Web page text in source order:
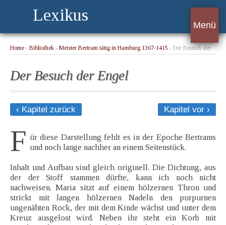
Lexikus
Menü
Home › Bibliothek › Meister Bertram tätig in Hamburg 1367-1415 › Der Besuch der
Der Besuch der Engel
‹ Kapitel zurück Kapitel vor ›
F ür diese Darstellung fehlt es in der Epoche Bertrams
und noch lange nachher an einem Seitenstück.
Inhalt und Aufbau sind gleich originell. Die Dichtung, aus
der der Stoff stammen dürfte, kann ich noch nicht
nachweisen. Maria sitzt auf einem hölzernen Thron und
strickt mit langen hölzernen Nadeln den purpurnen
ungenähten Rock, der mit dem Kinde wächst und unter dem
Kreuz ausgelost wird. Neben ihr steht ein Korb mit